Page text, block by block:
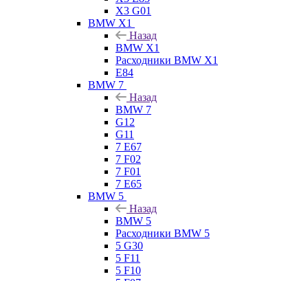
X3 G01
BMW X1
Назад
BMW X1
Расходники BMW X1
E84
BMW 7
Назад
BMW 7
G12
G11
7 Е67
7 F02
7 F01
7 E65
BMW 5
Назад
BMW 5
Расходники BMW 5
5 G30
5 F11
5 F10